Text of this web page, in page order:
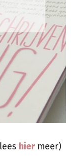
hier meer)